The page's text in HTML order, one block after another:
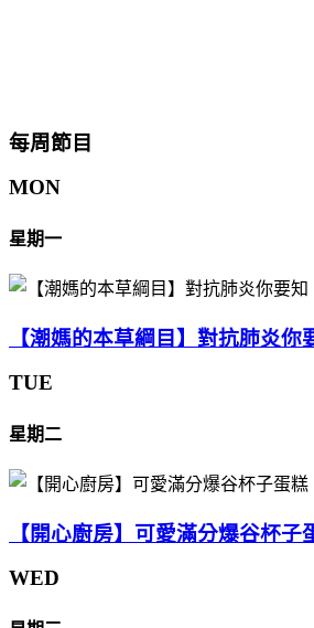
每周節目
MON
星期一
【潮媽的本草綱目】對抗肺炎你
TUE
星期二
【開心廚房】可愛滿分爆谷杯子
WED